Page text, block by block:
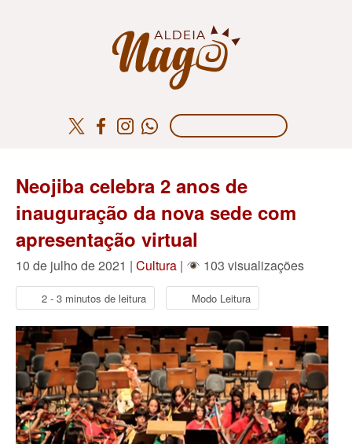
Neojiba celebra 2 anos de
inauguração da nova sede com
apresentação virtual
10 de julho de 2021 | Cultura | 103 visualizações
2 - 3 minutos de leitura Modo Leitura